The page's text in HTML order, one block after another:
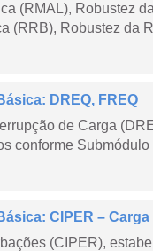
(RMAL), Robustez
(RRB), Robustez da
DREQ, FREQ
de Carga
conforme
CIPER –
(CIPER),